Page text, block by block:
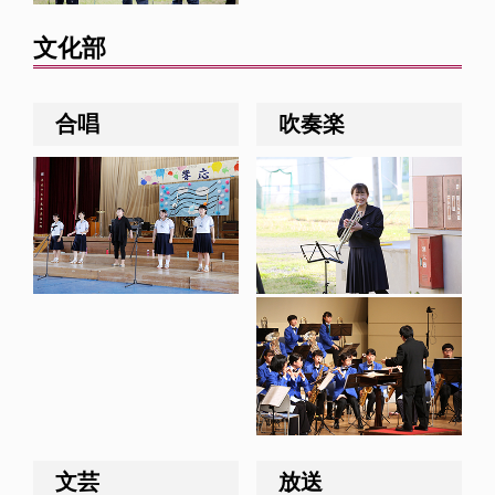
文化部
合唱 吹奏楽
文芸 放送